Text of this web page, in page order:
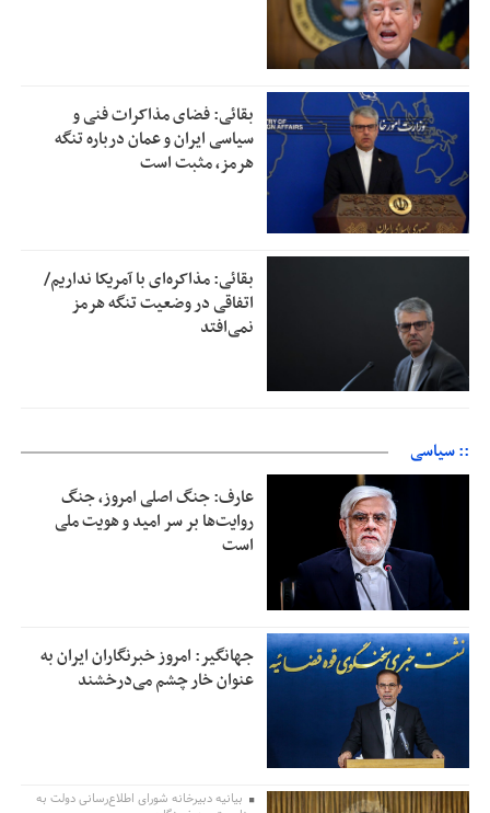
بقائی: فضای مذاکرات فنی و
سیاسی ایران و عمان درباره تنگه
هرمز، مثبت است
بقائی: مذاکره‌ای با آمریکا نداریم/
اتفاقی در وضعیت تنگه هرمز
نمی‌افتد
:: سیاسی
عارف: جنگ اصلی امروز، جنگ
روایت‌ها بر سر امید و هویت ملی
است
جهانگیر: امروز خبرنگاران ایران به
عنوان خار چشم می‌درخشند
بیانیه دبیرخانه شورای اطلاع‌رسانی دولت به